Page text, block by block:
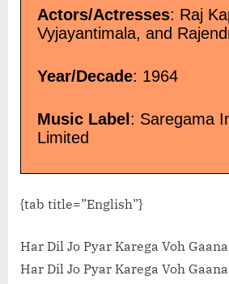
Actors/Actresses: Raj
Vyjayantimala, and
Year/Decade: 1964
Music Label : Saregama
Limited
{tab title=”English”}
Har Dil Jo Pyar Karega Voh
Har Dil Jo Pyar Karega Voh